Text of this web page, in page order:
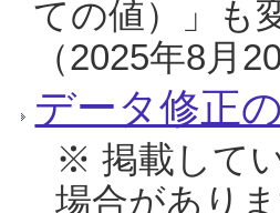
ての値）」も
（2025年8月20
データ修正
※ 掲載して
場合があり